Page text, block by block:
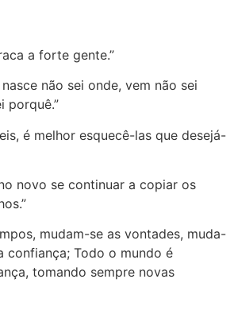
a forte gente.”
não sei onde, vem não sei
porquê.”
é melhor esquecê-las que desejá-
novo se continuar a copiar os
mudam-se as vontades, muda-
confiança; Todo o mundo é
tomando sempre novas